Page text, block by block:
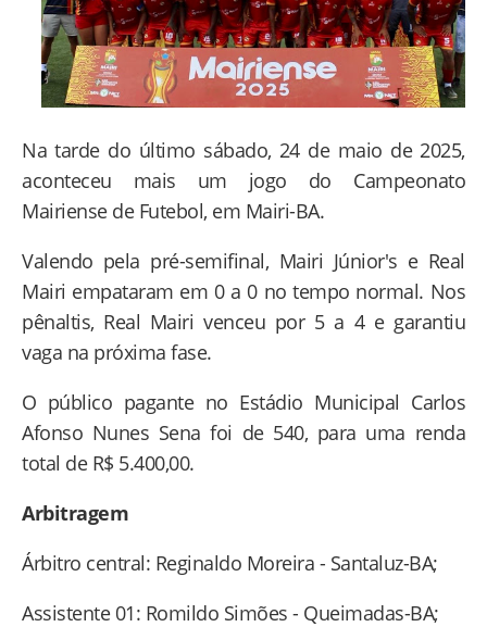
Na tarde do último sábado, 24 de maio de 2025,
aconteceu mais um jogo do Campeonato
Mairiense de Futebol, em Mairi-BA.
Valendo pela pré-semifinal, Mairi Júnior's e Real
Mairi empataram em 0 a 0 no tempo normal. Nos
pênaltis, Real Mairi venceu por 5 a 4 e garantiu
vaga na próxima fase.
O público pagante no Estádio Municipal Carlos
Afonso Nunes Sena foi de 540, para uma renda
total de R$ 5.400,00.
Arbitragem
Árbitro central: Reginaldo Moreira - Santaluz-BA;
Assistente 01: Romildo Simões - Queimadas-BA;